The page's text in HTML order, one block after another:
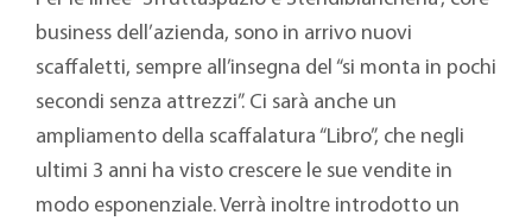
business dell’azienda, sono in arrivo nuovi
scaffaletti, sempre all’insegna del “si monta in pochi
secondi senza attrezzi”. Ci sarà anche un
ampliamento della scaffalatura “Libro”, che negli
ultimi 3 anni ha visto crescere le sue vendite in
modo esponenziale. Verrà inoltre introdotto un